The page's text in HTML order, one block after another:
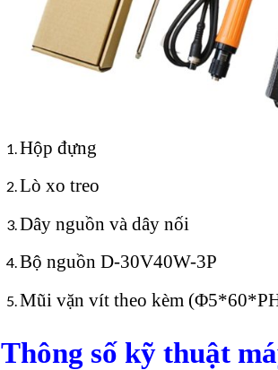
Hộp đựng
Lò xo treo
Dây nguồn và dây nối
Bộ nguồn D-30V40W-3P
Mũi vặn vít theo kèm
Thông số kỹ thuật